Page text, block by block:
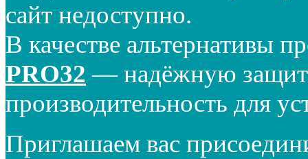
сайт недоступно.
В качестве альтернативы
PRO32 — надёжную
производительность для
Приглашаем вас